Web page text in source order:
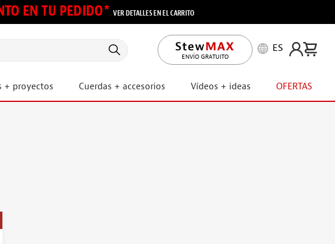
EN TU PEDIDO*VER DETALLES EN EL CARRITO
ENVÍO GRATUITO
ES
+ proyectos Cuerdas + accesorios Vídeos + ideas OFERTAS